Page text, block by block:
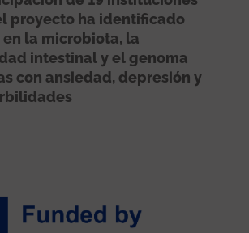
proyecto ha identificado
la microbiota, la
intestinal y el genoma
con ansiedad, depresión y